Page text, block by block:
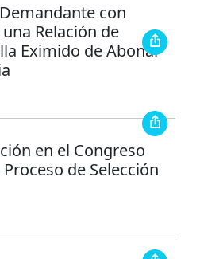
con
Relación de
Eximido de Abonar
en el Congreso
de Selección